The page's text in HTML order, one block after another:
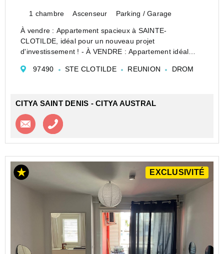
1 chambre Ascenseur Parking / Garage
À vendre : Appartement spacieux à SAINTE-
CLOTILDE, idéal pour un nouveau projet
d'investissement ! - À VENDRE : Appartement idéal
Nous vous proposons un appartement spacieux, situé
97490 STE CLOTILDE REUNION DROM
CITYA SAINT DENIS - CITYA AUSTRAL
Contacter l'agence
EXCLUSIVITÉ